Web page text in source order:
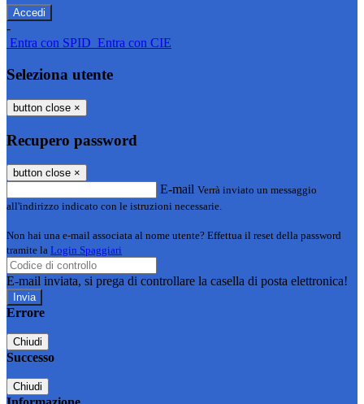
-
Entra con SPID Entra con CIE
Seleziona utente
button close ×
Recupero password
button close ×
E-mail Verrà inviato un messaggio
all'indirizzo indicato con le istruzioni necessarie.
Non hai una e-mail associata al nome utente? Effettua il reset della password
tramite la Login Spaggiari
E-mail inviata, si prega di controllare la casella di posta elettronica!
Errore
Chiudi
Successo
Chiudi